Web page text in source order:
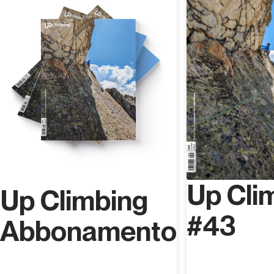
iniziato a conoscere e frequentare l’Adamello in
adolescenza, quando per 10 anni lavorò al Rifugio ai
Caduti dell’Adamello, che divenne la sua seconda casa
nonché il luogo dove nacque e crebbe la sua passione
per la montagna, l’alpinismo e l’esplorazione.
Up Climbing
Abbonamento
Up
#43